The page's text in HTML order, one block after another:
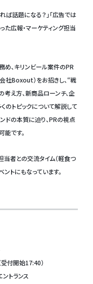
ば話題になる？」「広告では
た広報・マーケティング担当
め、キリンビール案件のPR
社Boxout）をお招きし、“戦
え方、新商品ローンチ、企
のトピックについて解説して
ドの本質に迫り、PRの視点
能です。
当者との交流タイム（軽食つ
トにもなっています。
付開始17:40）
トランス